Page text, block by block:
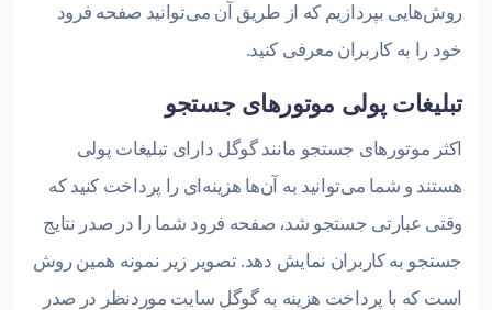
روش‌هایی بپردازیم که از طریق آن می‌توانید صفحه فرود
خود را به کاربران معرفی کنید.
تبلیغات پولی موتورهای جستجو
اکثر موتورهای جستجو مانند گوگل دارای تبلیغات پولی
هستند و شما می‌توانید به آن‌ها هزینه‌ای را پرداخت کنید که
وقتی عبارتی جستجو شد، صفحه فرود شما را در صدر نتایج
جستجو به کاربران نمایش دهد. تصویر زیر نمونه همین روش
است که با پرداخت هزینه به گوگل سایت موردنظر در صدر